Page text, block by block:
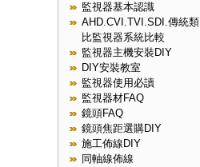
監視器基本認識
AHD.CVI.TVI.SDI.傳統類
比監視器系統比較
監視器主機安裝DIY
DIY安裝教室
監視器使用必讀
監視器材FAQ
鏡頭FAQ
鏡頭焦距選購DIY
施工佈線DIY
同軸線佈線